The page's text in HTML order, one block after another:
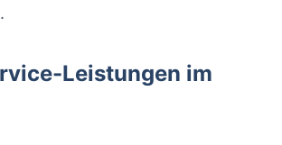
Leistungen im